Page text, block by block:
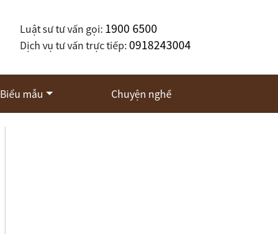
Luật sư tư vấn gọi: 1900 6500
Dịch vụ tư vấn trực tiếp: 0918243004
Biểu mẫu Chuyện nghề